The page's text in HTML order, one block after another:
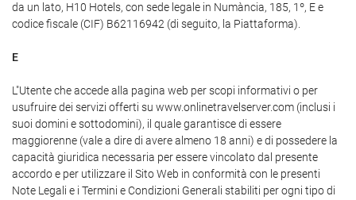
da un lato, H10 Hotels, con sede legale in Numància, 185, 1º, E e
codice fiscale (CIF) B62116942 (di seguito, la Piattaforma).
E
L"Utente che accede alla pagina web per scopi informativi o per
usufruire dei servizi offerti su www.onlinetravelserver.com (inclusi i
suoi domini e sottodomini), il quale garantisce di essere
maggiorenne (vale a dire di avere almeno 18 anni) e di possedere la
capacità giuridica necessaria per essere vincolato dal presente
accordo e per utilizzare il Sito Web in conformità con le presenti
Note Legali e i Termini e Condizioni Generali stabiliti per ogni tipo di